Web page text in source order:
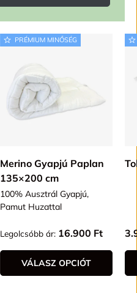
PRÉMIUM MINŐSÉG
Merino Gyapjú Paplan
135×200 cm
100% Ausztrál Gyapjú,
Pamut Huzattal
Alap ár
Legolcsóbb ár: 16.900 Ft
VÁLASZ OPCIÓT